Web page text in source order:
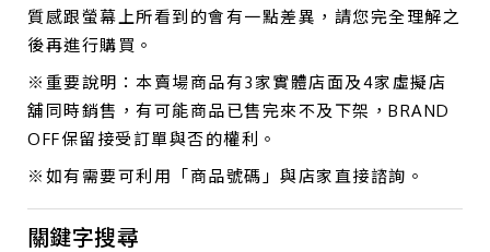
質感跟螢幕上所看到的會有一點差異，請您完全理解之
後再進行購買。
※重要說明：本賣場商品有3家實體店面及4家虛擬店
舖同時銷售，有可能商品已售完來不及下架，BRAND
OFF保留接受訂單與否的權利。
※如有需要可利用「商品號碼」與店家直接諮詢。
關鍵字搜尋